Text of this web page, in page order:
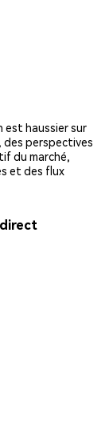
est haussier sur
des perspectives
du marché,
et des flux